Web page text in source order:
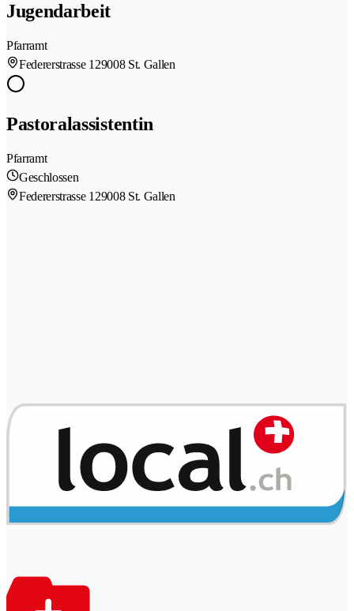
Jugendarbeit
Pfarramt
Federerstrasse 129008 St. Gallen
Pastoralassistentin
Pfarramt
Geschlossen
Federerstrasse 129008 St. Gallen